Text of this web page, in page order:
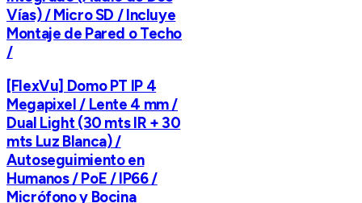
Vías) / Micro SD / Incluye
Montaje de Pared o Techo
/
[FlexVu] Domo PT IP 4
Megapixel / Lente 4 mm /
Dual Light (30 mts IR + 30
mts Luz Blanca) /
Autoseguimiento en
Humanos / PoE / IP66 /
Micrófono y Bocina